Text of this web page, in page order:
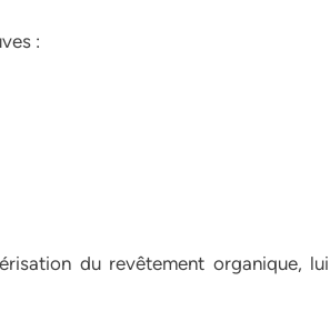
:
du revêtement organique, lui